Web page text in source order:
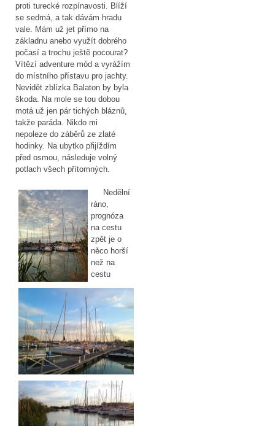
proti turecké rozpínavosti. Blíží
se sedmá, a tak dávám hradu
vale. Mám už jet přímo na
základnu anebo využít dobrého
počasí a trochu ještě pocourat?
Vítězí adventure mód a vyrážím
do místního přístavu pro jachty.
Nevidět zblízka Balaton by byla
škoda. Na mole se tou dobou
motá už jen pár tichých bláznů,
takže paráda. Nikdo mi
nepoleze do záběrů ze zlaté
hodinky. Na ubytko přijíždím
před osmou, následuje volný
potlach všech přítomných.
Nedělní
ráno,
prognóza
na cestu
zpět je o
něco horší
než na
cestu